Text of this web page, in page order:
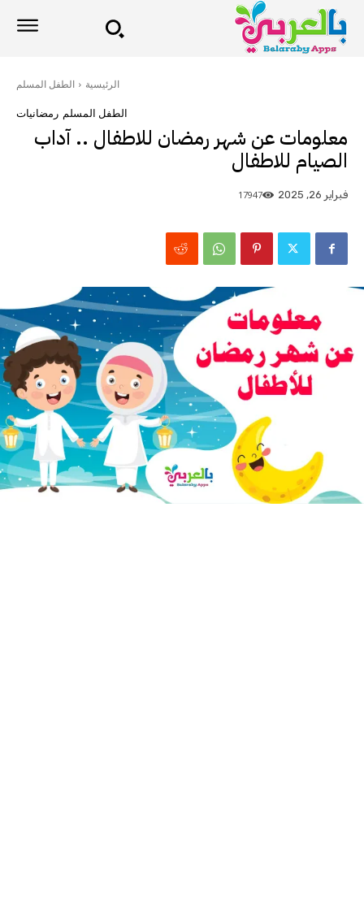
الرئيسية الطفل المسلم
الطفل المسلم رمضانيات
معلومات عن شهر رمضان للاطفال .. آداب
الصيام للاطفال
فبراير 26, 2025 17947